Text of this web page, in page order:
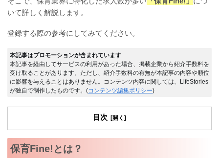
いて詳しく解説します。
登録する際の参考にしてみてください。
本記事はプロモーションが含まれています
本記事を経由してサービスの利用があった場合、掲載企業から紹介手数料を
受け取ることがあります。ただし、紹介手数料の有無が本記事の内容や順位
に影響を与えることはありません。コンテンツ内容に関しては、LifeStories
が独自で制作したものです。(コンテンツ編集ポリシー)
目次
保育Fine!とは？